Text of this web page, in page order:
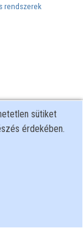
rendszerek
sütiket
érdekében.